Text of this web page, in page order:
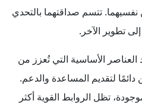
تتسم صداقتهما بالتحدي
تطوير الآخر.
العناصر الأساسية التي تُعزز من
لتقديم المساعدة والدعم.
تظل الروابط القوية أكثر